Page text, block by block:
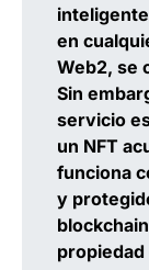
en
Web2, se
Sin
servicio
un NFT
funciona
y
propiedad